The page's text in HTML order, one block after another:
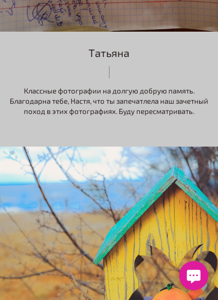
Татьяна
Классные фотографии на долгую добрую память.
Благодарна тебе, Настя, что ты запечатлела наш зачетный
поход в этих фотографиях. Буду пересматривать.